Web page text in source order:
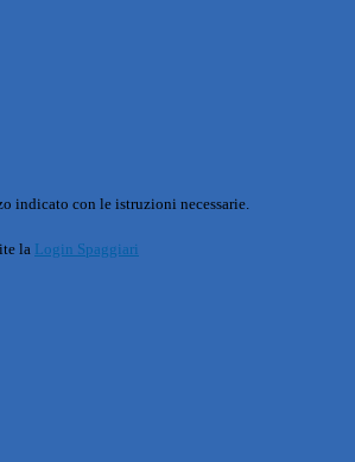
indicato con le istruzioni necessarie.
la Login Spaggiari